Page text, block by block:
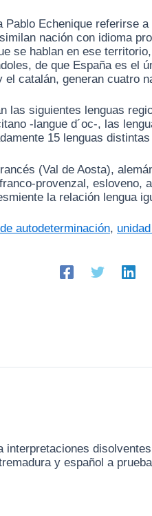
Echenique referirse
nación con idioma
se hablan en ese
de que España es
catalán, generan cuatro
las siguientes lenguas
-langue d´oc-, las
15 lenguas
(Val de Aosta),
provenzal,
la relación lengua
autodeterminación,
y español a